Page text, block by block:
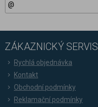
ZÁKAZNICKÝ SERVIS
Rychlá objednávka
Kontakt
Obchodní podmínky
Reklamační podmínky